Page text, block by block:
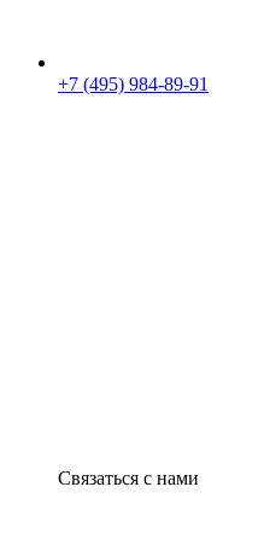
+7 (495) 984-89-91
Связаться с нами